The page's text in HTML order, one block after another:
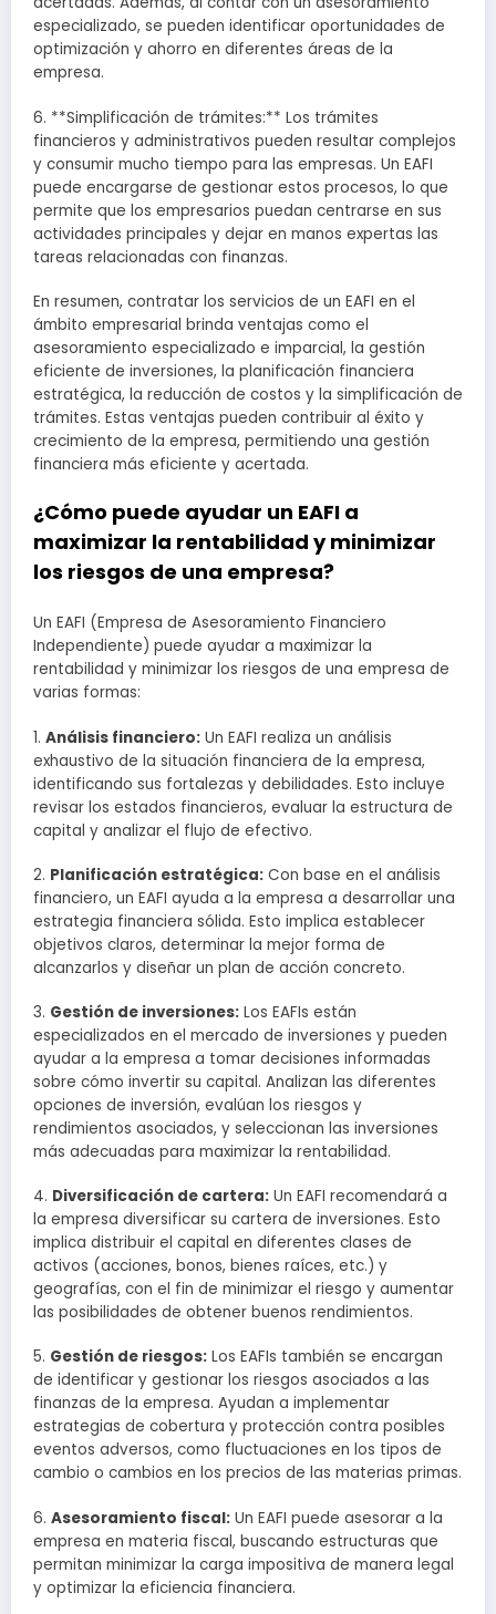
especializado, se pueden identificar oportunidades de
optimización y ahorro en diferentes áreas de la
empresa.
6. **Simplificación de trámites:** Los trámites
financieros y administrativos pueden resultar complejos
y consumir mucho tiempo para las empresas. Un EAFI
puede encargarse de gestionar estos procesos, lo que
permite que los empresarios puedan centrarse en sus
actividades principales y dejar en manos expertas las
tareas relacionadas con finanzas.
En resumen, contratar los servicios de un EAFI en el
ámbito empresarial brinda ventajas como el
asesoramiento especializado e imparcial, la gestión
eficiente de inversiones, la planificación financiera
estratégica, la reducción de costos y la simplificación de
trámites. Estas ventajas pueden contribuir al éxito y
crecimiento de la empresa, permitiendo una gestión
financiera más eficiente y acertada.
¿Cómo puede ayudar un EAFI a
maximizar la rentabilidad y minimizar
los riesgos de una empresa?
Un EAFI (Empresa de Asesoramiento Financiero
Independiente) puede ayudar a maximizar la
rentabilidad y minimizar los riesgos de una empresa de
varias formas:
1. Análisis financiero: Un EAFI realiza un análisis
exhaustivo de la situación financiera de la empresa,
identificando sus fortalezas y debilidades. Esto incluye
revisar los estados financieros, evaluar la estructura de
capital y analizar el flujo de efectivo.
2. Planificación estratégica: Con base en el análisis
financiero, un EAFI ayuda a la empresa a desarrollar una
estrategia financiera sólida. Esto implica establecer
objetivos claros, determinar la mejor forma de
alcanzarlos y diseñar un plan de acción concreto.
3. Gestión de inversiones: Los EAFIs están
especializados en el mercado de inversiones y pueden
ayudar a la empresa a tomar decisiones informadas
sobre cómo invertir su capital. Analizan las diferentes
opciones de inversión, evalúan los riesgos y
rendimientos asociados, y seleccionan las inversiones
más adecuadas para maximizar la rentabilidad.
4. Diversificación de cartera: Un EAFI recomendará a
la empresa diversificar su cartera de inversiones. Esto
implica distribuir el capital en diferentes clases de
activos (acciones, bonos, bienes raíces, etc.) y
geografías, con el fin de minimizar el riesgo y aumentar
las posibilidades de obtener buenos rendimientos.
5. Gestión de riesgos: Los EAFIs también se encargan
de identificar y gestionar los riesgos asociados a las
finanzas de la empresa. Ayudan a implementar
estrategias de cobertura y protección contra posibles
eventos adversos, como fluctuaciones en los tipos de
cambio o cambios en los precios de las materias primas.
6. Asesoramiento fiscal: Un EAFI puede asesorar a la
empresa en materia fiscal, buscando estructuras que
permitan minimizar la carga impositiva de manera legal
y optimizar la eficiencia financiera.